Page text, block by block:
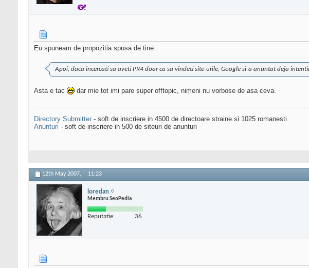
Eu spuneam de propozitia spusa de tine:
Apoi, daca incercati sa aveti PR4 doar ca sa vindeti site-urile, Google si-a anuntat deja
Asta e tac dar mie tot imi pare super offtopic, nimeni nu vorbose de asa ceva.
Directory Submitter - soft de inscriere in 4500 de directoare straine si 1025 romanesti
Anunturi - soft de inscriere in 500 de siteuri de anunturi
12th May 2007, 11:23
loredan
Membru SeoPedia
Reputatie: 36